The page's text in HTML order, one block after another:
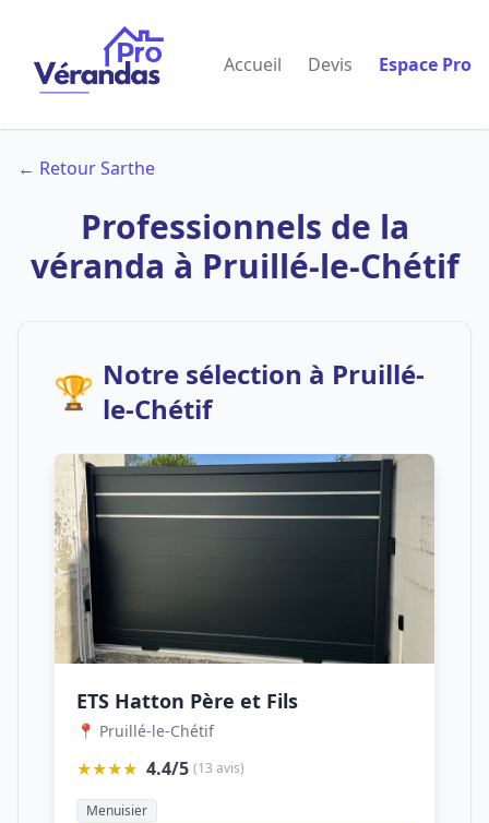
Accueil Devis Espace Pro
← Retour Sarthe
Professionnels de la
véranda à Pruillé-le-Chétif
🏆 Notre sélection à Pruillé-
le-Chétif
ETS Hatton Père et Fils
📍 Pruillé-le-Chétif
★★★★ 4.4/5 (13 avis)
Menuisier